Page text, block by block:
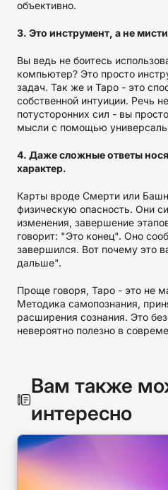
объективно.
3. Это инструмент, а не
Вы ведь не боитесь
компьютер? Это просто
задач. Так же и Таро - это
собственной интуиции. Речь
потусторонних сил - вы
мысли с помощью
4. Даже сложные ответы
характер.
Карты вроде Смерти или
физическую опасность. Они
изменения, завершение
говорит: "Это конец". Оно
завершился. Вот почему это
дальше".
Проще говоря, Таро - это не
Методика самопознания,
расширения сознания. Это
невероятно полезно в
Вам также
интересно